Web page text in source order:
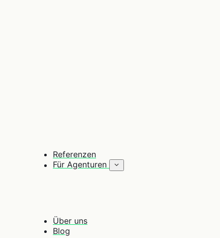
Referenzen
Für Agenturen
Über uns
Blog